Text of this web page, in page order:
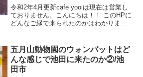
令和2年4月更新cafe yooiは現在は営業し
ておりません。こんにちは！！ このHPに
どんなご縁で来られたのかはわかりませ
気になるニュースを綴っております。 最
初...
五月山動物園のウォンバットはど
んな感じで池田に来たのか②/池
田市